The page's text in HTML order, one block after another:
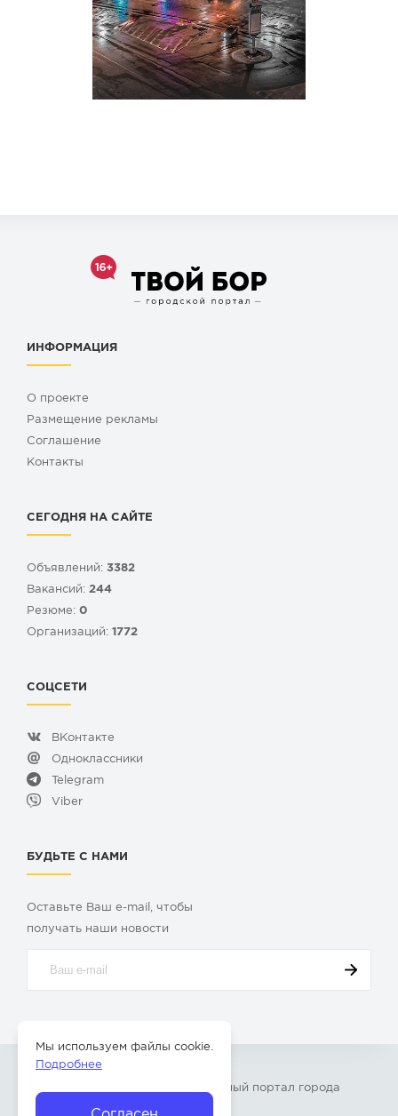
ИНФОРМАЦИЯ
О проекте
Размещение рекламы
Cоглашение
Контакты
СЕГОДНЯ НА САЙТЕ
Объявлений: 3382
Вакансий: 244
Резюме: 0
Организаций: 1772
СОЦСЕТИ
ВКонтакте
Одноклассники
Telegram
Viber
БУДЬТЕ С НАМИ
Оставьте Ваш e-mail, чтобы
получать наши новости
» – Главный портал города
Бор Нижегородской области
Мы используем файлы cookie.
Подробнее